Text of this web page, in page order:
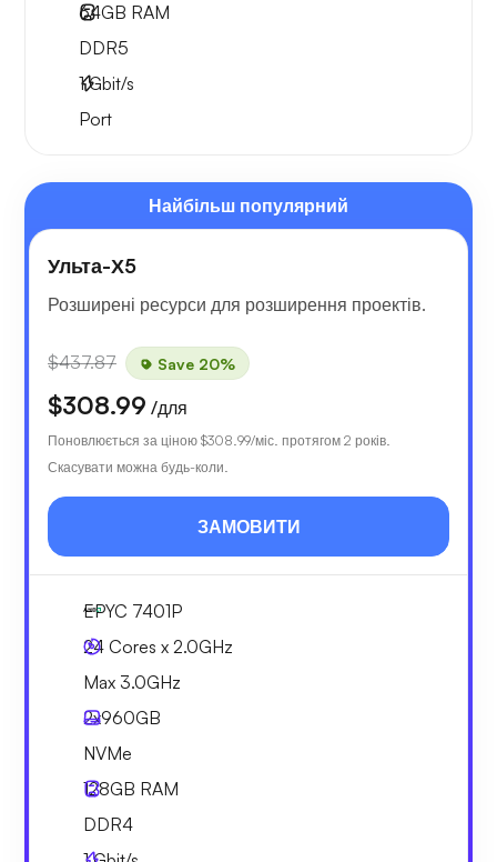
64GB RAM
DDR5
1Gbit/s
Port
Найбільш популярний
Ульта-Х5
Розширені ресурси для розширення проектів.
$437.87 Save 20%
$308.99 /для
Поновлюється за ціною $308.99/міс. протягом 2 років.
Скасувати можна будь-коли.
ЗАМОВИТИ
EPYC 7401P
24 Cores x 2.0GHz
Max 3.0GHz
2x960GB
NVMe
128GB RAM
DDR4